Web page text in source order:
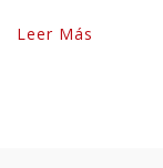
Leer Más